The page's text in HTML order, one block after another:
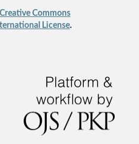
Creative Commons
License.